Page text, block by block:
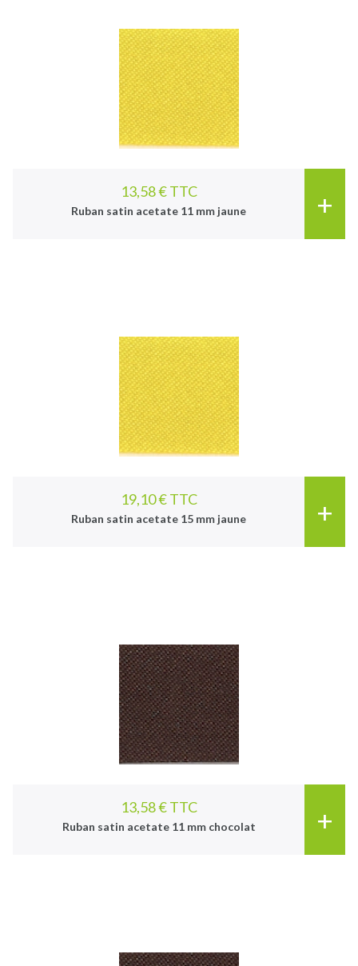
13,58 € TTC
Ruban satin acetate 11 mm jaune +
19,10 € TTC
Ruban satin acetate 15 mm jaune +
13,58 € TTC
Ruban satin acetate 11 mm chocolat +